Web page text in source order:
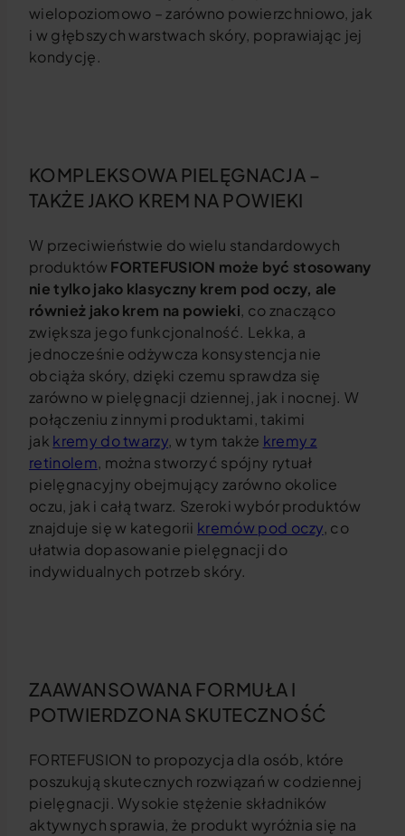
wielopoziomowo – zarówno powierzchniowo, jak
i w głębszych warstwach skóry, poprawiając jej
kondycję.
KOMPLEKSOWA PIELĘGNACJA –
TAKŻE JAKO KREM NA POWIEKI
W przeciwieństwie do wielu standardowych
produktów FORTEFUSION może być stosowany
nie tylko jako klasyczny krem pod oczy, ale
również jakokrem na powieki, co znacząco
zwiększa jego funkcjonalność. Lekka, a
jednocześnie odżywcza konsystencja nie
obciąża skóry, dzięki czemu sprawdza się
zarówno w pielęgnacji dziennej, jak i nocnej. W
połączeniu z innymi produktami, takimi
jak kremy do twarzy, w tym także kremy z
retinolem, można stworzyć spójny rytuał
pielęgnacyjny obejmujący zarówno okolice
oczu, jak i całą twarz. Szeroki wybór produktów
znajduje się w kategorii kremów pod oczy, co
ułatwia dopasowanie pielęgnacji do
indywidualnych potrzeb skóry.
ZAAWANSOWANA FORMUŁA I
POTWIERDZONA SKUTECZNOŚĆ
FORTEFUSION to propozycja dla osób, które
poszukują skutecznych rozwiązań w codziennej
pielęgnacji. Wysokie stężenie składników
aktywnych sprawia, że produkt wyróżnia się na